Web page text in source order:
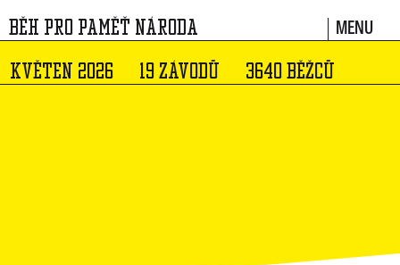
BĚH PRO PAMĚŤ NÁRODA MENU
KVĚTEN 2026 19 ZÁVODŮ 3640 BĚŽCŮ